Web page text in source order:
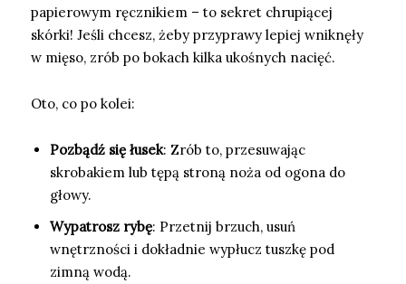
papierowym ręcznikiem – to sekret chrupiącej
skórki! Jeśli chcesz, żeby przyprawy lepiej wniknęły
w mięso, zrób po bokach kilka ukośnych nacięć.
Oto, co po kolei:
Pozbądź się łusek: Zrób to, przesuwając
skrobakiem lub tępą stroną noża od ogona do
głowy.
Wypatrosz rybę: Przetnij brzuch, usuń
wnętrzności i dokładnie wypłucz tuszkę pod
zimną wodą.